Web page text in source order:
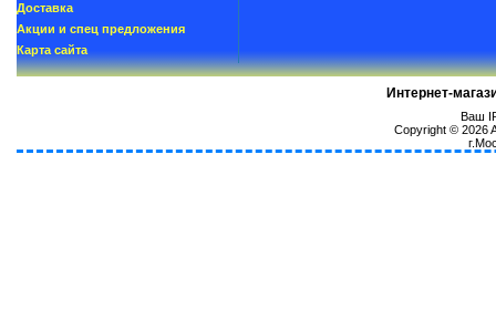
Доставка
Акции и спец предложения
Карта сайта
Интернет-
Ваш
Copyright © 2026